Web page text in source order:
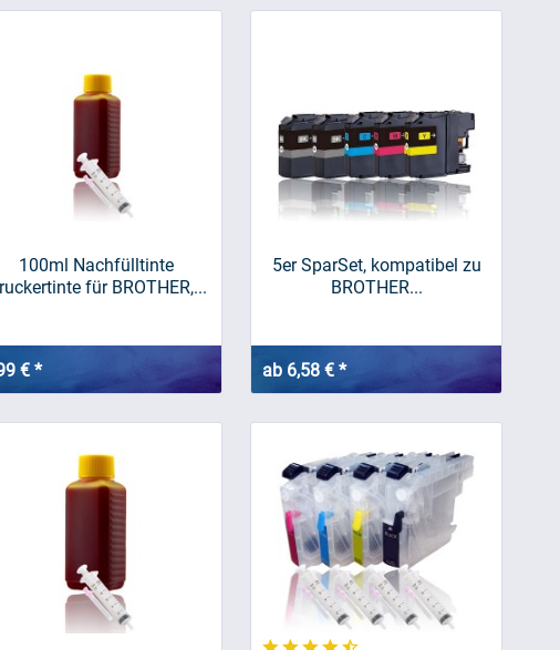
100ml Nachfülltinte
für BROTHER,...
€ *
5er SparSet, kompatibel zu
BROTHER...
ab 6,58 € *